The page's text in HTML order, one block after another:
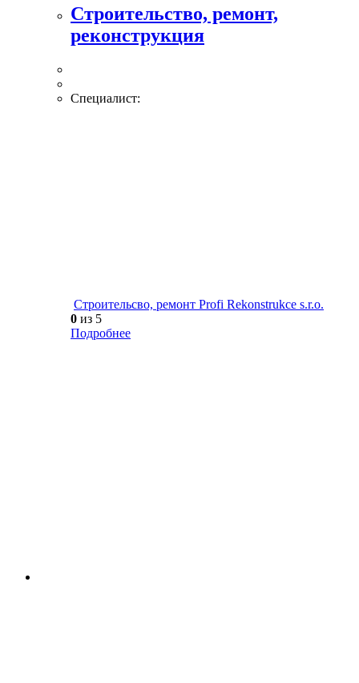
Строительство, ремонт,
реконструкция
Специалист:
Строительсво, ремонт Profi Rekonstrukce s.r.o.
0 из 5
Подробнее